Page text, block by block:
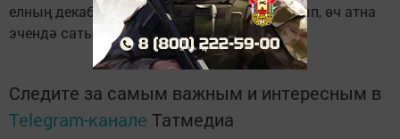
елның декабрь аенда 2000 данә белән чыгып, өч атна
эчендә сатылып бетте.
Следите за самым важным и интересным в
Telegram-канале Татмедиа